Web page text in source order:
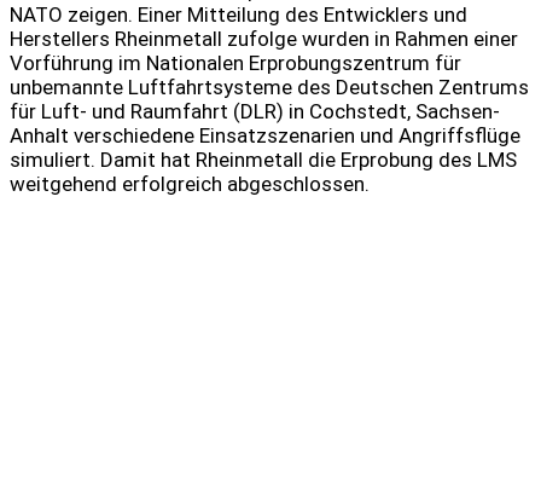
NATO zeigen. Einer Mitteilung des Entwicklers und
Herstellers Rheinmetall zufolge wurden in Rahmen einer
Vorführung im Nationalen Erprobungszentrum für
unbemannte Luftfahrtsysteme des Deutschen Zentrums
für Luft- und Raumfahrt (DLR) in Cochstedt, Sachsen-
Anhalt verschiedene Einsatzszenarien und Angriffsflüge
simuliert. Damit hat Rheinmetall die Erprobung des LMS
weitgehend erfolgreich abgeschlossen.